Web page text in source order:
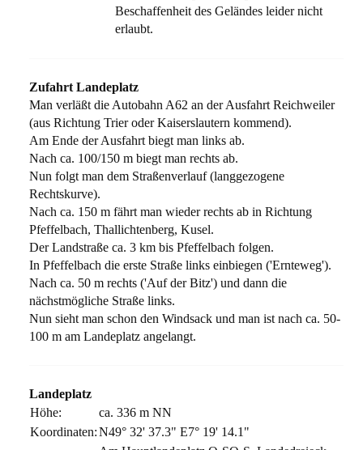
Beschaffenheit des Geländes leider nicht
erlaubt.
Zufahrt Landeplatz
Man verläßt die Autobahn A62 an der Ausfahrt Reichweiler
(aus Richtung Trier oder Kaiserslautern kommend).
Am Ende der Ausfahrt biegt man links ab.
Nach ca. 100/150 m biegt man rechts ab.
Nun folgt man dem Straßenverlauf (langgezogene
Rechtskurve).
Nach ca. 150 m fährt man wieder rechts ab in Richtung
Pfeffelbach, Thallichtenberg, Kusel.
Der Landstraße ca. 3 km bis Pfeffelbach folgen.
In Pfeffelbach die erste Straße links einbiegen ('Ernteweg').
Nach ca. 50 m rechts ('Auf der Bitz') und dann die
nächstmögliche Straße links.
Nun sieht man schon den Windsack und man ist nach ca. 50-
100 m am Landeplatz angelangt.
Landeplatz
Höhe:
ca. 336 m NN
Koordinaten:N49° 32' 37.3" E7° 19' 14.1"